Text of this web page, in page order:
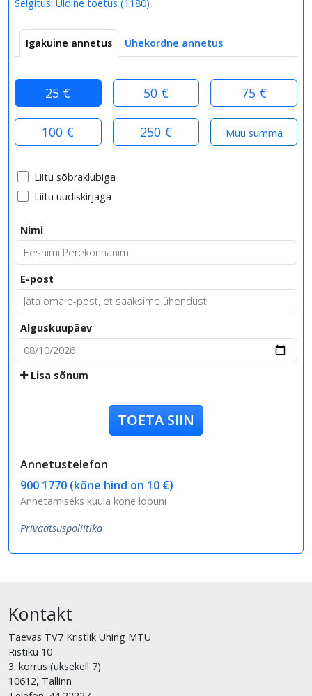
Selgitus: Üldine toetus (1180)
Igakuine annetus Ühekordne annetus
25 € 50 € 75 €
100 € 250 €
Liitu sõbraklubiga
Liitu uudiskirjaga
Nimi
E-post
Alguskuupäev
Lisa sõnum
TOETA SIIN
Annetustelefon
900 1770 (kõne hind on 10 €)
Annetamiseks kuula kõne lõpuni
Privaatsuspoliitika
Kontakt
Taevas TV7 Kristlik Ühing MTÜ
Ristiku 10
3. korrus (uksekell 7)
10612, Tallinn